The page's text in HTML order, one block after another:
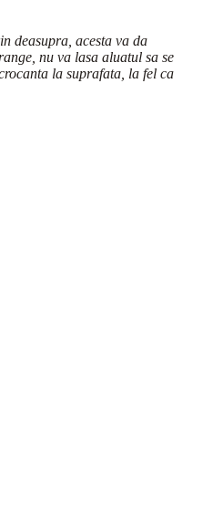
deasupra, acesta va da
nu va lasa aluatul sa se
la suprafata, la fel ca